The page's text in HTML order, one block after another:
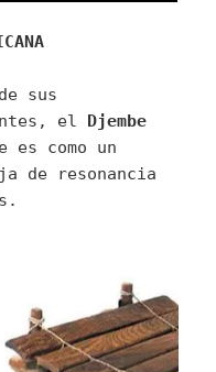
sus
el Djembe
es como un
de resonancia